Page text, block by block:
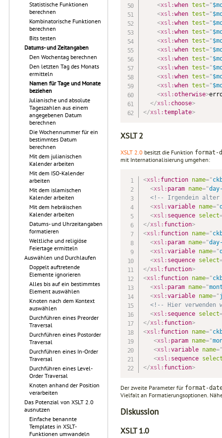
Statistische Funktionen
berechnen
Kombinatorische Funktionen
berechnen
Bits testen
Datums- und Zeitangaben
Den Wochentag berechnen
Den letzten Tag des Monats
ermitteln
Namen für Tage und Monate
beziehen
Julianische und absolute
Tageszahlen aus einem
angegebenen Datum
berechnen
Die Wochennummer für ein
bestimmtes Datum
berechnen
Mit dem julianischen
Kalender arbeiten
Mit dem ISO-Kalender
arbeiten
Mit dem islamischen
Kalender arbeiten
Mit dem hebräischen
Kalender arbeiten
Datums- und Uhrzeitangaben
formatieren
Weltliche und religiöse
Feiertage ermitteln
Auswählen und Durchlaufen
Doppelt auftretende
Elemente ignorieren
Alles bis auf ein bestimmtes
Element auswählen
Knoten nach dem Kontext
auswählen
Durchführen eines Preorder
Traversal
Durchführen eines Postorder
Traversal
Durchführen eines In-Order
Traversal
Durchführen eines Level-
Order Traversal
Knoten anhand der Position
verarbeiten
Das Potenzial von XSLT 2.0
ausnutzen
Einfache benannte
Templates in XSLT-
Funktionen umwandeln
<xsl:when test="
<xsl:when test="
<xsl:when test="
<xsl:when test="
<xsl:when test="
<xsl:when test="
<xsl:when test="
<xsl:when test="
<xsl:when test="
<xsl:when test="
<xsl:otherwise>
</xsl: choose>
</xsl:template>
XSLT 2
XSLT 2.0 besitzt die Funktion format-
mit Internationalisierung umgehen:
<xsl: function name="
<xsl: param name="
<!-- Irgendein alter
<xsl:variable name="
<xsl: sequence select
</xsl: function>
<xsl: function name="
<xsl: param name="
<xsl:variable name="
<xsl: sequence select
</xsl: function>
<xsl: function name="
<xsl: param name="
<xsl:variable name="
<!-- Hier verwenden
<xsl: sequence select
</xsl: function>
<xsl: function name="
<xsl: param name="
<xsl:variable name=
<xsl: sequence
</xsl: function>
Der zweite Parameter für format-
Vielfalt an Formatierungsoptionen.
Diskussion
XSLT 1.0